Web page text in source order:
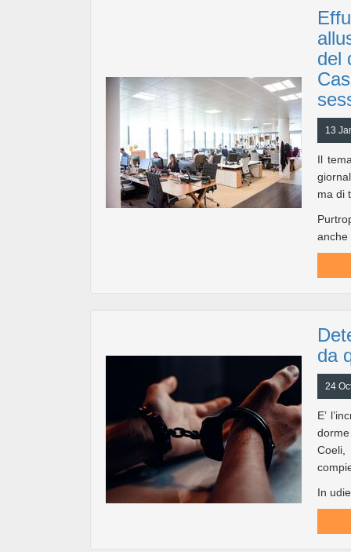
del
13
Il
ma di
anche
da
24
E’
Coeli,
In